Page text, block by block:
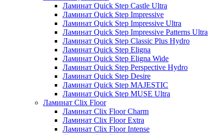
Ламинат Quick Step Castle Ultra
Ламинат Quick Step Impressive
Ламинат Quick Step Impressive Ultra
Ламинат Quick Step Impressive Patterns Ultra
Ламинат Quick Step Classic Plus Hydro
Ламинат Quick Step Eligna
Ламинат Quick Step Eligna Wide
Ламинат Quick Step Perspective Hydro
Ламинат Quick Step Desire
Ламинат Quick Step MAJESTIC
Ламинат Quick Step MUSE Ultra
Ламинат Clix Floor
Ламинат Clix Floor Charm
Ламинат Clix Floor Extra
Ламинат Clix Floor Intense